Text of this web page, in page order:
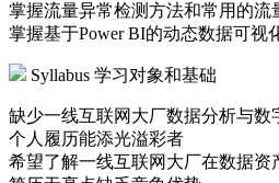
掌握流量异常检测方法和常用的流
掌握基于Power BI的动态数据可视
Syllabus 学习对象和基础
缺少一线互联网大厂数据分析与数
个人履历能添光溢彩者
希望了解一线互联网大厂在数据资